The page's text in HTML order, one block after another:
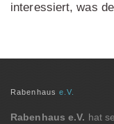
interessiert, was
Rabenhaus e.V.
Rabenhaus e.V. hat